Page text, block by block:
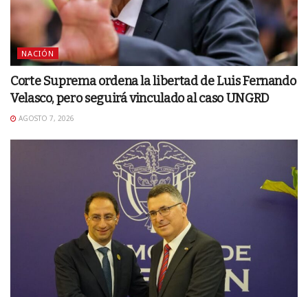
NACIÓN
Corte Suprema ordena la libertad de Luis Fernando
Velasco, pero seguirá vinculado al caso UNGRD
AGOSTO 7, 2026